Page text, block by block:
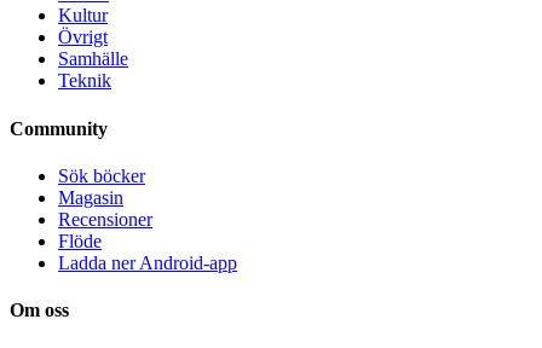
Kultur
Övrigt
Samhälle
Teknik
Community
Sök böcker
Magasin
Recensioner
Flöde
Ladda ner Android-app
Om oss